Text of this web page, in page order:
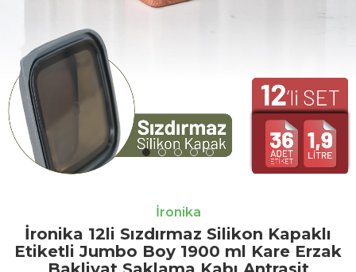
İronika
İronika 12li Sızdırmaz Silikon Kapaklı
Etiketli Jumbo Boy 1900 ml Kare Erzak